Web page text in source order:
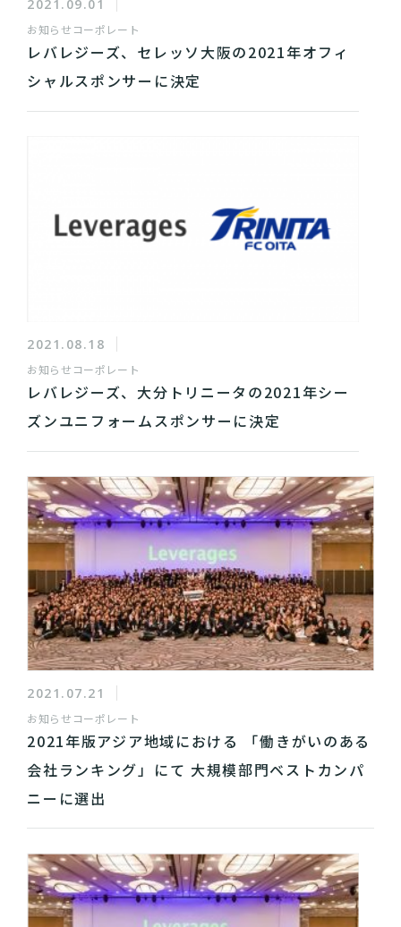
2021.09.01
お知らせ コーポレート
レバレジーズ、セレッソ大阪の2021年オフィ
シャルスポンサーに決定
2021.08.18
お知らせ コーポレート
レバレジーズ、大分トリニータの2021年シー
ズンユニフォームスポンサーに決定
2021.07.21
お知らせ コーポレート
2021年版アジア地域における 「働きがいのある
会社ランキング」にて 大規模部門ベストカンパ
ニーに選出